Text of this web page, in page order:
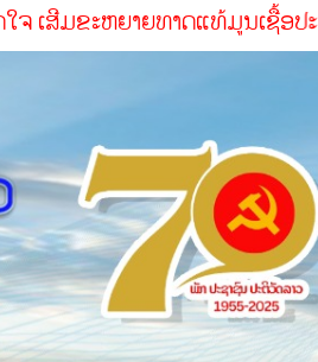
ຍາຍທາດແທ້ມູນເຊື້ອປະຕິວັດ ສໍາເລັ